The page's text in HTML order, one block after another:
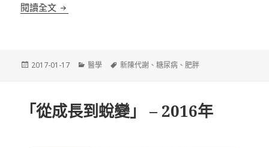
閱讀全文 您是糖尿病高風險族群嗎？快來看2017年美國糖尿
發
2017-01-17
分
醫學
標
新陳代謝 、糖尿病 、肥胖
「從成長到蛻變」 – 2016年